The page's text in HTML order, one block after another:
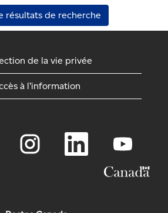
résultats de recherche
de la vie privée
à l’information
o
S
o
a
v
r